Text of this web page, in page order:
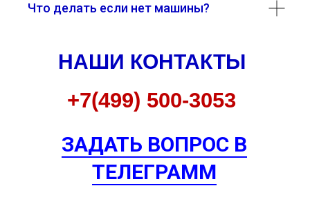
Что делать если нет машины?
НАШИ КОНТАКТЫ
+7(499) 500-3053
ЗАДАТЬ ВОПРОС В
ТЕЛЕГРАММ